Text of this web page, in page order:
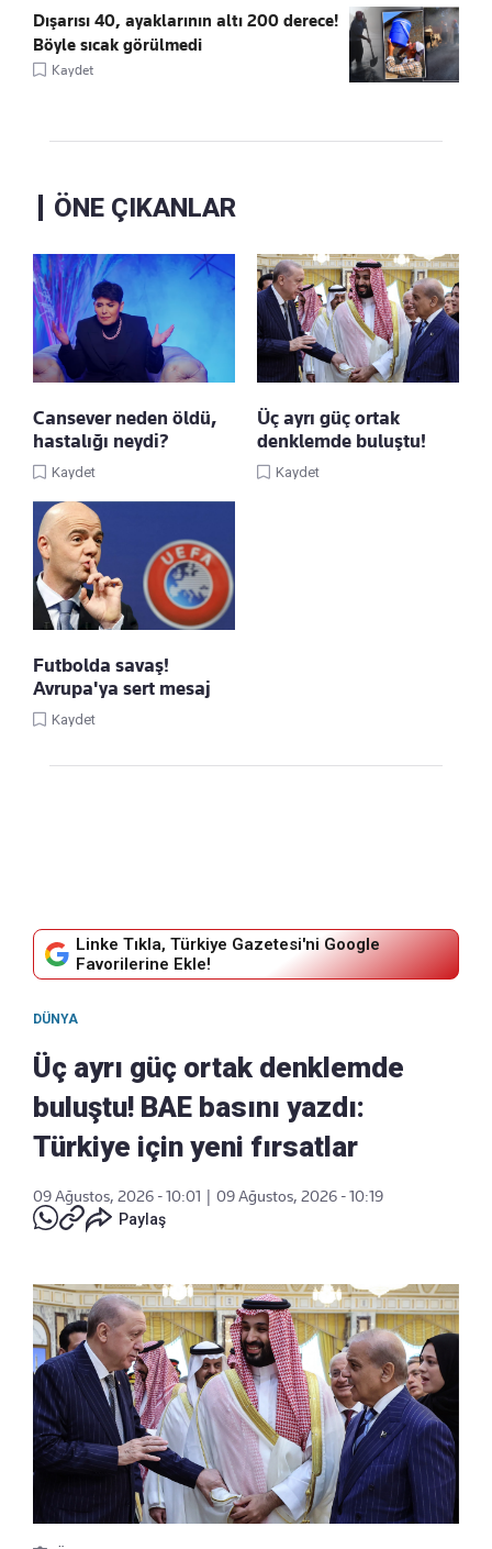
Dışarısı 40, ayaklarının altı 200 derece!
Böyle sıcak görülmedi
Kaydet
ÖNE ÇIKANLAR
Cansever neden öldü,
hastalığı neydi?
Kaydet
Üç ayrı güç ortak
denklemde buluştu!
Kaydet
Futbolda savaş!
Avrupa'ya sert mesaj
Kaydet
Linke Tıkla, Türkiye Gazetesi'ni Google
Favorilerine Ekle!
DÜNYA
Üç ayrı güç ortak denklemde
buluştu! BAE basını yazdı:
Türkiye için yeni fırsatlar
09 Ağustos, 2026 - 10:01
09 Ağustos, 2026 - 10:19
Paylaş